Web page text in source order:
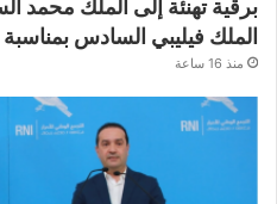
برقية تهنئة إلى الملك محمد
الملك فيليبي السادس
منذ 16 ساعة